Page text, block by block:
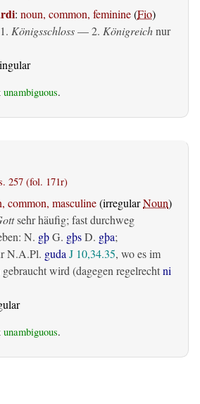
: noun, common, feminine(Fio)
1. Königsschloss— 2. Königreichnur
unambiguous.
257 (fol. 171r)
common, masculine(irregularNoun)
sehr häufig; fast durchweg
N. gþG. gþsD. gþa;
N.A.Pl. gudaJ 10,34.35, wo es im
wird (dagegen regelrechtni
unambiguous.